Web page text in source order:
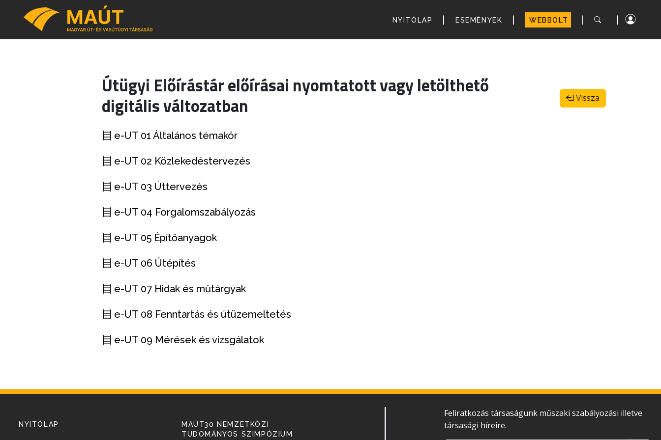
NYITÓLAP | ESEMÉNYEK | WEBBOLT | |
Útügyi Előírástár előírásai nyomtatott vagy letölthető
digitális változatban
Vissza
e-UT 01 Általános témakör
e-UT 02 Közlekedéstervezés
e-UT 03 Úttervezés
e-UT 04 Forgalomszabályozás
e-UT 05 Építőanyagok
e-UT 06 Útépítés
e-UT 07 Hidak és műtárgyak
e-UT 08 Fenntartás és útüzemeltetés
e-UT 09 Mérések és vizsgálatok
NYITÓLAP
MAÚT30 NEMZETKÖZI
TUDOMÁNYOS SZIMPÓZIUM
Feliratkozás társaságunk műszaki szabályozási illetve
társasági híreire.